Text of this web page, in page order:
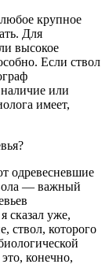
крупное
Для
высокое
Если ствол
или
имеет,
одревесневшие
— важный
сказал уже,
ствол, которого
конечно,